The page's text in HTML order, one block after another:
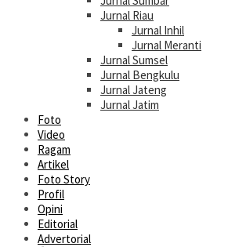
Jurnal Riau
Jurnal Inhil
Jurnal Meranti
Jurnal Sumsel
Jurnal Bengkulu
Jurnal Jateng
Jurnal Jatim
Foto
Video
Ragam
Artikel
Foto Story
Profil
Opini
Editorial
Advertorial